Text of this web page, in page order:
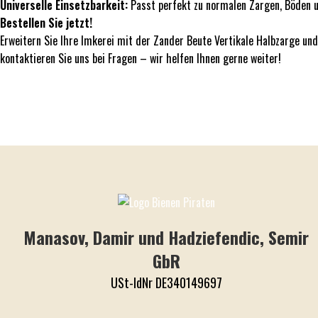
Universelle Einsetzbarkeit: Passt perfekt zu normalen Zargen,
Bestellen Sie jetzt!
Erweitern Sie Ihre Imkerei mit der Zander Beute Vertikale Halbzarge
kontaktieren Sie uns bei Fragen – wir helfen Ihnen gerne weiter!
Manasov, Damir und Hadziefendic, Semir
GbR
USt-IdNr DE340149697